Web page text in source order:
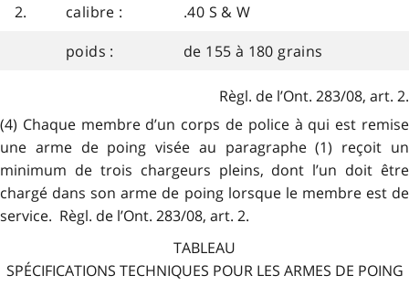
2.
calibre :
.40 S & W
poids :
de 155 à 180 grains
Règl. de l’Ont. 283/08, art. 2.
(4) Chaque membre d’un corps de police à qui est remise
une arme de poing visée au paragraphe (1) reçoit un
minimum de trois chargeurs pleins, dont l’un doit être
chargé dans son arme de poing lorsque le membre est de
service. Règl. de l’Ont. 283/08, art. 2.
TABLEAU
SPÉCIFICATIONS TECHNIQUES POUR LES ARMES DE POING